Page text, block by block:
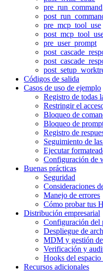
pre_run_command
pre_mcp_tool_use
pre_user_prompt
Códigos de salida
Casos de uso de ejemplo
Registro de todas
Restringir el
Bloqueo de
Bloqueo de
Registro de
Seguimiento de
Ejecutar
Configuración de
Buenas prácticas
Seguridad
Consideraciones
Manejo de errores
Cómo probar tus
Distribución empresarial
Configuración del
Despliegue de
MDM y gestión
Verificación y
Hooks del
Recursos adicionales